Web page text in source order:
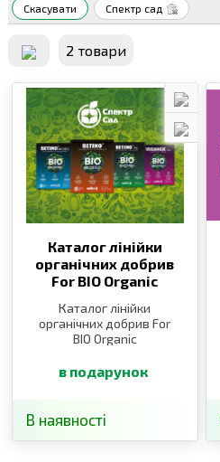
Скасувати Спектр сад
2 товари
Каталог лінійки
органічних добрив
For BIO Organic
Каталог лінійки
органічних добрив For
BIO Organic
в подарунок
В наявності